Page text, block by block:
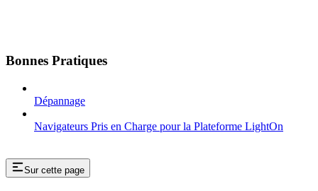
Bonnes Pratiques
Dépannage
Navigateurs Pris en Charge pour la Plateforme LightOn
Sur cette page